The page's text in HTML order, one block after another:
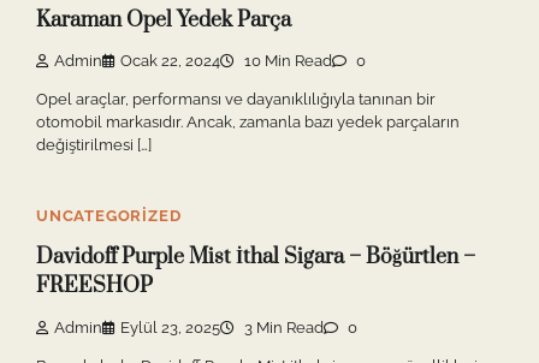
Karaman Opel Yedek Parça
Admin Ocak 22, 2024 10 Min Read 0
Opel araçlar, performansı ve dayanıklılığıyla tanınan bir
otomobil markasıdır. Ancak, zamanla bazı yedek parçaların
değiştirilmesi […]
UNCATEGORIZED
Davidoff Purple Mist İthal Sigara – Böğürtlen –
FREESHOP
Admin Eylül 23, 2025 3 Min Read 0